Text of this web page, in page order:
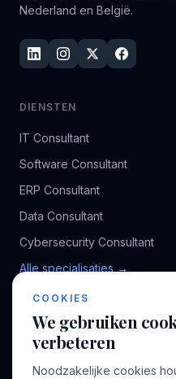
Nederland en België.
DIENSTEN
IT Consultant
Software Consultant
ERP Consultant
Data Consultant
Cybersecurity Consultant
Alle specialisaties →
BEDRIJF
Over ons
COOKIES
We gebruiken
verbeteren
Noodzakelijke cookies